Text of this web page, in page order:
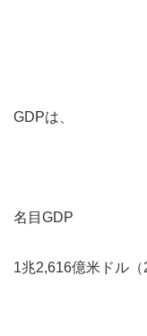
GDPは、
名目GDP
1兆2,616億米ドル（